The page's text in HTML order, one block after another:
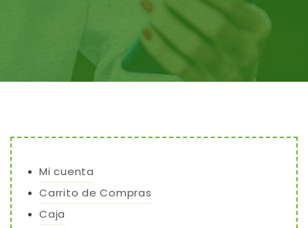
Mi cuenta
Carrito de Compras
Caja